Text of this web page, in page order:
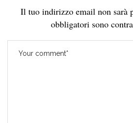
Il tuo indirizzo email non sarà
obbligatori sono